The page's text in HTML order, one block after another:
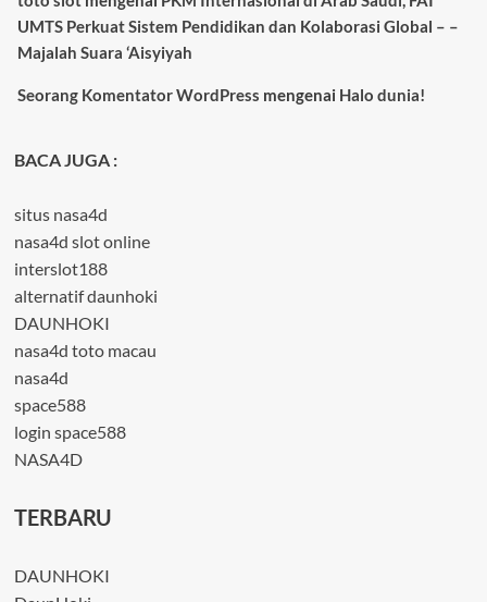
UMTS Perkuat Sistem Pendidikan dan Kolaborasi Global – –
Majalah Suara ‘Aisyiyah
Seorang Komentator WordPress mengenai Halo dunia!
BACA JUGA :
situs nasa4d
nasa4d slot online
interslot188
alternatif daunhoki
DAUNHOKI
nasa4d toto macau
nasa4d
space588
login space588
NASA4D
TERBARU
DAUNHOKI